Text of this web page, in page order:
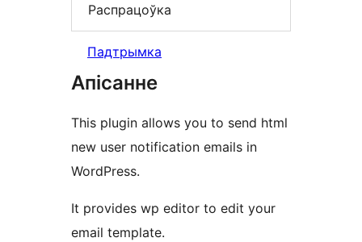
Распрацоўка
Падтрымка
Апісанне
This plugin allows you to send html
new user notification emails in
WordPress.
It provides wp editor to edit your
email template.